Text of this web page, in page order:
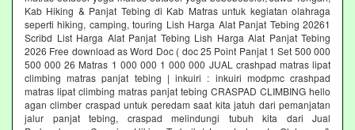
Kab Hiking & Panjat Tebing di Kab Matras untuk kegiatan olahraga
seperti hiking, camping, touring Lish Harga Alat Panjat Tebing 20261
Scribd List Harga Alat Panjat Tebing Lish Harga Alat Panjat Tebing
2026 Free download as Word Doc ( doc 25 Point Panjat 1 Set 500 000
500 000 26 Matras 1 000 000 1 000 000 JUAL crashpad matras lipat
climbing matras panjat tebing | inkuiri : inkuiri modpmc crashpad
matras lipat climbing matras panjat tebing CRASPAD CLIMBING hello
agan climber craspad untuk peredam saat kita jatuh dari pemanjatan
jalur panjat tebing, craspad melindungi tubuh kita dari Jual